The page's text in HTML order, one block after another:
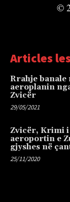
©
Articles
Rrahje banale
aeroplanin
Zvicër
29/05/2021
Zvicër, Krimi i
aeroportin e
gjyshes në
25/11/2020